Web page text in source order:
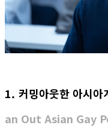
1. 커밍아웃한 아시아
an Out Asian Gay